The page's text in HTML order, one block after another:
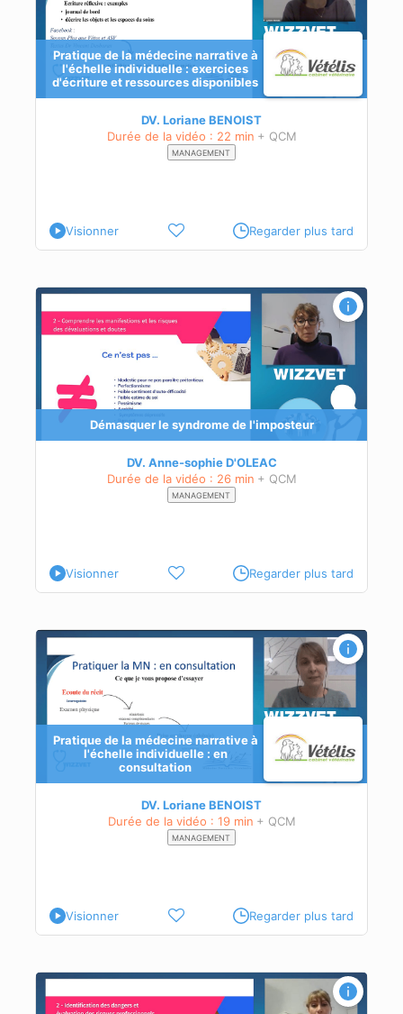
Pratique de la médecine narrative à
l'échelle individuelle : exercices
d'écriture et ressources disponibles
DV. Loriane BENOIST
Durée de la vidéo : 22 min + QCM
MANAGEMENT
Visionner Regarder plus tard
Démasquer le syndrome de l'imposteur
DV. Anne-sophie D'OLEAC
Durée de la vidéo : 26 min + QCM
MANAGEMENT
Visionner Regarder plus tard
Pratique de la médecine narrative à
l'échelle individuelle : en
consultation
DV. Loriane BENOIST
Durée de la vidéo : 19 min + QCM
MANAGEMENT
Visionner Regarder plus tard